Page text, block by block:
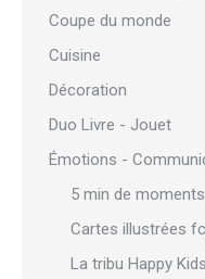
Coupe du monde
Cuisine
Décoration
Duo Livre - Jouet
Émotions -
5 min de
Cartes illustrées
La tribu Happy Kids